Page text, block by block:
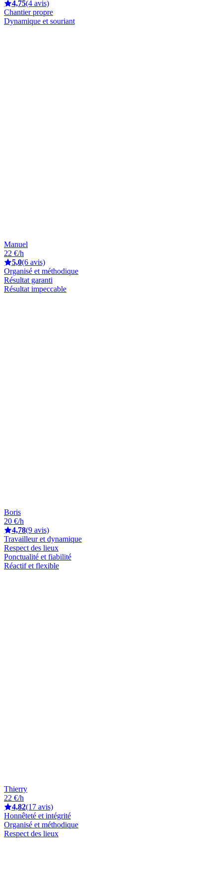
4,75(4 avis)
Chantier propre
Dynamique et souriant
Manuel
22 €/h
5,0(6 avis)
Organisé et méthodique
Résultat garanti
Résultat impeccable
Boris
20 €/h
4,78(9 avis)
Travailleur et dynamique
Respect des lieux
Ponctualité et fiabilité
Réactif et flexible
Thierry
22 €/h
4,82(17 avis)
Honnêteté et intégrité
Organisé et méthodique
Respect des lieux